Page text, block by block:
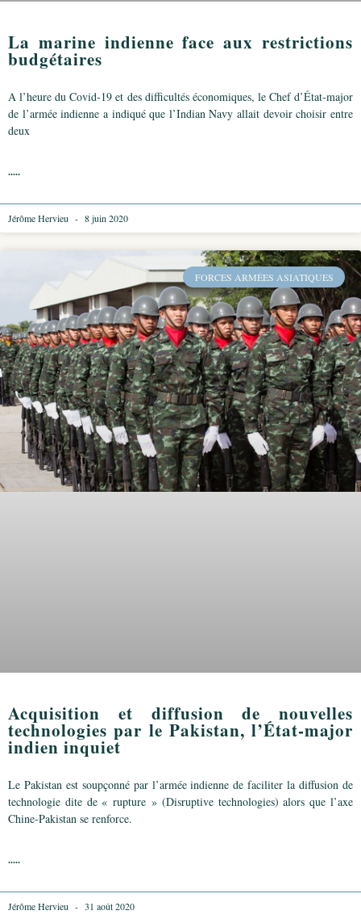
La marine indienne face aux restrictions
budgétaires
A l’heure du Covid-19 et des difficultés économiques, le Chef d’État-major
de l’armée indienne a indiqué que l’Indian Navy allait devoir choisir entre
deux
.....
Jérôme Hervieu 8 juin 2020
FORCES ARMÉES ASIATIQUES
Acquisition et diffusion de nouvelles
technologies par le Pakistan, l’État-major
indien inquiet
Le Pakistan est soupçonné par l’armée indienne de faciliter la diffusion de
technologie dite de « rupture » (Disruptive technologies) alors que l’axe
Chine-Pakistan se renforce.
.....
Jérôme Hervieu 31 août 2020